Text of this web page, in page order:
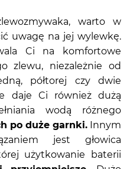
warto w
uwagę na jej wylewkę.
Ci na komfortowe
zlewu, niezależnie od
półtorej czy dwie
daje Ci również dużą
wodą różnego
po duże garnki.Innym
jest głowica
użytkowanie baterii